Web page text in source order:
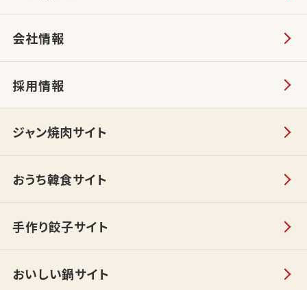
会社情報
採用情報
ジャン焼肉サイト
おうち韓食サイト
手作り餃子サイト
おいしい鍋サイト